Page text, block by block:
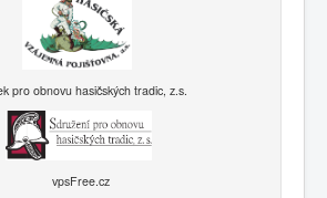
pro obnovu hasičských tradic, z.s.
vpsFree.cz